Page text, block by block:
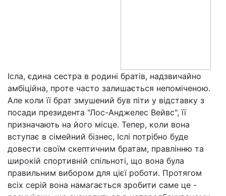
Ісла, єдина сестра в родині братів, надзвичайно
амбіційна, проте часто залишається непоміченою.
Але коли її брат змушений був піти у відставку з
посади президента "Лос-Анджелес Вейвс", її
призначають на його місце. Тепер, коли вона
вступає в сімейний бізнес, Іслі потрібно буде
довести своїм скептичним братам, правлінню та
широкій спортивній спільноті, що вона була
правильним вибором для цієї роботи. Протягом
всіх серій вона намагається зробити саме це -